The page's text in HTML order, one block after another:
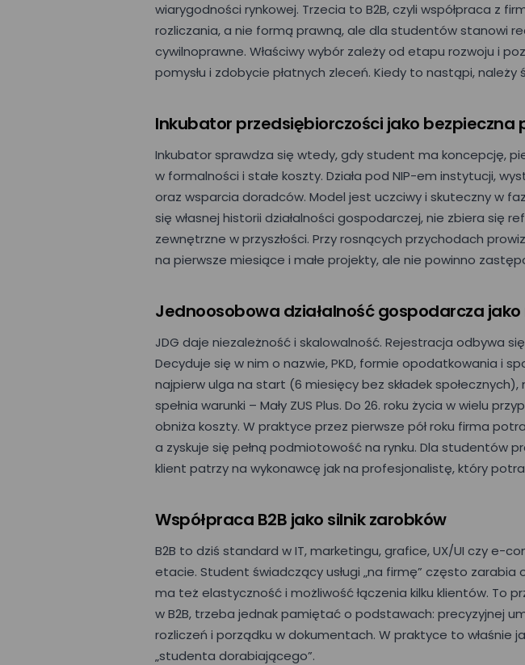
wiarygodności rynkowej. Trzecia to B2B, czyli współpraca z
rozliczania, a nie formą prawną, ale dla studentów stanowi
cywilnoprawne. Właściwy wybór zależy od etapu rozwoju i
pomysłu i zdobycie płatnych zleceń. Kiedy to nastąpi,
Inkubator przedsiębiorczości jako bezpieczna
Inkubator sprawdza się wtedy, gdy student ma koncepcję,
w formalności i stałe koszty. Działa pod NIP-em instytucji,
oraz wsparcia doradców. Model jest uczciwy i skuteczny w
się własnej historii działalności gospodarczej, nie zbiera się
zewnętrzne w przyszłości. Przy rosnących przychodach
na pierwsze miesiące i małe projekty, ale nie powinno
Jednoosobowa działalność gospodarcza
JDG daje niezależność i skalowalność. Rejestracja odbywa
Decyduje się w nim o nazwie, PKD, formie opodatkowania i
najpierw ulga na start (6 miesięcy bez składek
spełnia warunki – Mały ZUS Plus. Do 26. roku życia w wielu
obniża koszty. W praktyce przez pierwsze pół roku firma
a zyskuje się pełną podmiotowość na rynku. Dla studentów
klient patrzy na wykonawcę jak na profesjonalistę, który
Współpraca B2B jako silnik zarobków
B2B to dziś standard w IT, marketingu, grafice, UX/UI czy e-
etacie. Student świadczący usługi „na firmę” często
ma też elastyczność i możliwość łączenia kilku klientów. To
w B2B, trzeba jednak pamiętać o podstawach: precyzyjnej
rozliczeń i porządku w dokumentach. W praktyce to
„studenta dorabiającego”.
Umów
E-mail*
Imię*
Nazwa firmy*